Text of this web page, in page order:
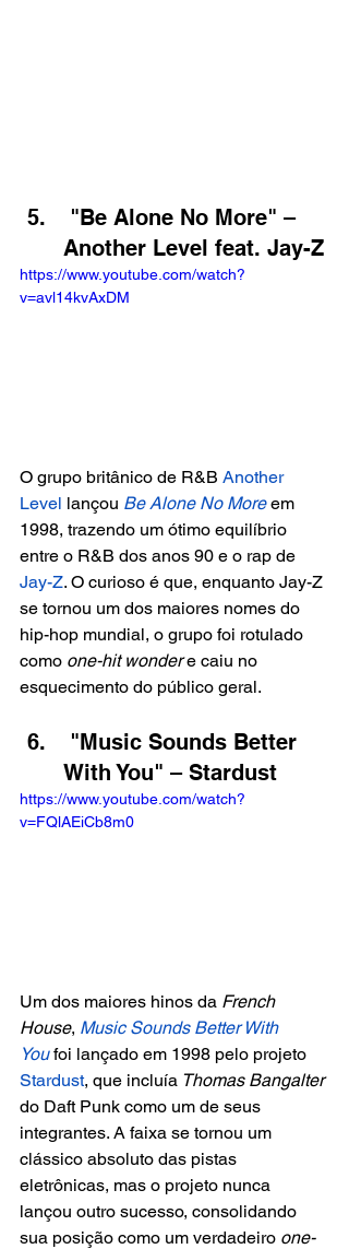
Another Level feat. Jay-Z
https://www.youtube.com/watch?
v=avl14kvAxDM
O grupo britânico de R&B Another
Level lançou Be Alone No More em
1998, trazendo um ótimo equilíbrio
entre o R&B dos anos 90 e o rap de
Jay-Z. O curioso é que, enquanto Jay-Z
se tornou um dos maiores nomes do
hip-hop mundial, o grupo foi rotulado
como one-hit wonder e caiu no
esquecimento do público geral.
With You" – Stardust
https://www.youtube.com/watch?
v=FQlAEiCb8m0
Um dos maiores hinos da French
House, Music Sounds Better With
You foi lançado em 1998 pelo projeto
Stardust, que incluía Thomas Bangalter
do Daft Punk como um de seus
integrantes. A faixa se tornou um
clássico absoluto das pistas
eletrônicas, mas o projeto nunca
lançou outro sucesso, consolidando
sua posição como um verdadeiro one-